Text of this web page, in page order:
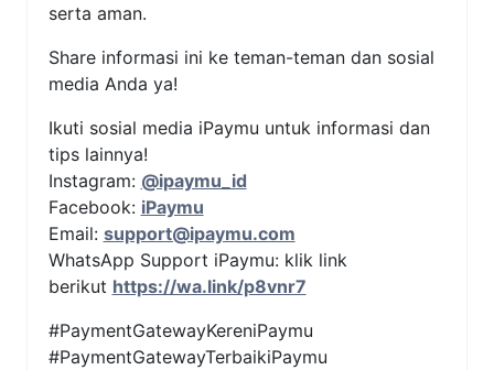
serta aman.
Share informasi ini ke teman-teman dan sosial
media Anda ya!
Ikuti sosial media iPaymu untuk informasi dan
tips lainnya!
Instagram: @ipaymu_id
Facebook: iPaymu
Email: support@ipaymu.com
WhatsApp Support iPaymu: klik link
berikut https://wa.link/p8vnr7
#PaymentGatewayKereniPaymu
#PaymentGatewayTerbaikiPaymu